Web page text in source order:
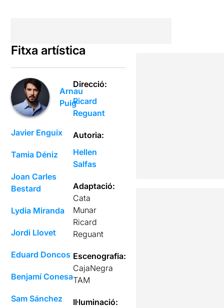
Fitxa artística
Arnau
Puig
Javier Enguix
Tamia Déniz
Joan Carles
Bestard
Lydia Miranda
Jordi Llovet
Eduard Doncos
Benjamí Conesa
Sam Sánchez
Direcció:
Ricard
Reguant
Autoria:
Hellen
Salfas
Adaptació:
Cata
Munar
Ricard
Reguant
Escenografia:
CajaNegra
TAM
Il·luminació: